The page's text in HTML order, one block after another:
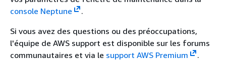
console Neptune
.
Si vous avez des questions ou des préoccupations,
l'équipe de AWS support est disponible sur les forums
communautaires et via le support AWS Premium .